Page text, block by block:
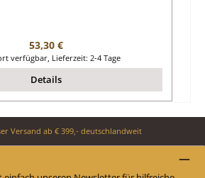
Regulärer Preis:
53,30 €
verfügbar, Lieferzeit: 2-4 Tage
Details
Versand ab € 399,- deutschlandweit